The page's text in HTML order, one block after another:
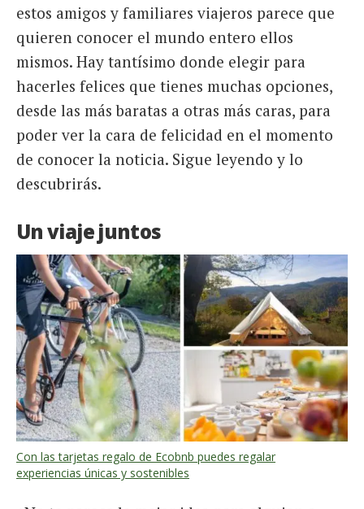
estos amigos y familiares viajeros parece que
quieren conocer el mundo entero ellos
mismos. Hay tantísimo donde elegir para
hacerles felices que tienes muchas opciones,
desde las más baratas a otras más caras, para
poder ver la cara de felicidad en el momento
de conocer la noticia. Sigue leyendo y lo
descubrirás.
Un viaje juntos
Con las tarjetas regalo de Ecobnb puedes regalar
experiencias únicas y sostenibles